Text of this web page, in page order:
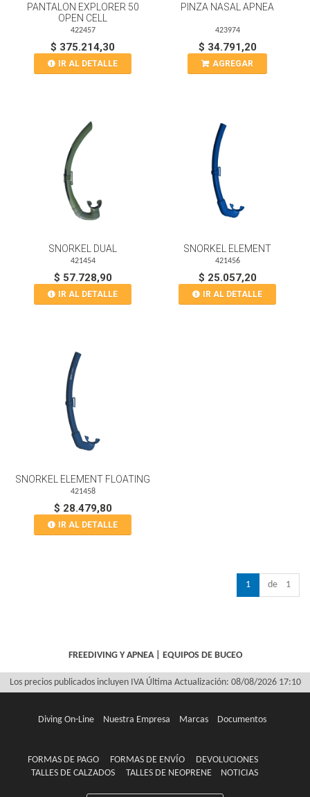
PANTALON EXPLORER 50
OPEN CELL
422457
$ 375.214,30
IR AL DETALLE
PINZA NASAL APNEA
423974
$ 34.791,20
AGREGAR
SNORKEL DUAL
421454
$ 57.728,90
IR AL DETALLE
SNORKEL ELEMENT
421456
$ 25.057,20
IR AL DETALLE
SNORKEL ELEMENT FLOATING
421458
$ 28.479,80
IR AL DETALLE
1 de 1
FREEDIVING Y APNEA| EQUIPOS DE BUCEO
Los precios publicados incluyen IVA Última Actualización: 08/08/2026 17:10
Diving On-Line Nuestra Empresa Marcas Documentos
FORMAS DE PAGO FORMAS DE ENVÍO
DEVOLUCIONES
TALLES DE CALZADOS
TALLES DE NEOPRENE NOTICIAS